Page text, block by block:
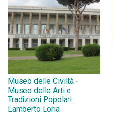
Museo delle Civiltà -
Museo delle Arti e
Tradizioni Popolari
Lamberto Loria